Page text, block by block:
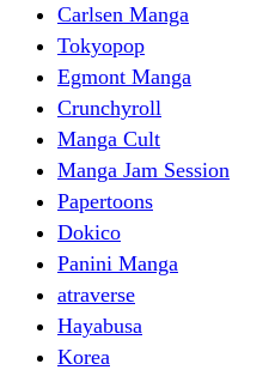
Carlsen Manga
Tokyopop
Egmont Manga
Crunchyroll
Manga Cult
Manga Jam Session
Papertoons
Dokico
Panini Manga
atraverse
Hayabusa
Korea